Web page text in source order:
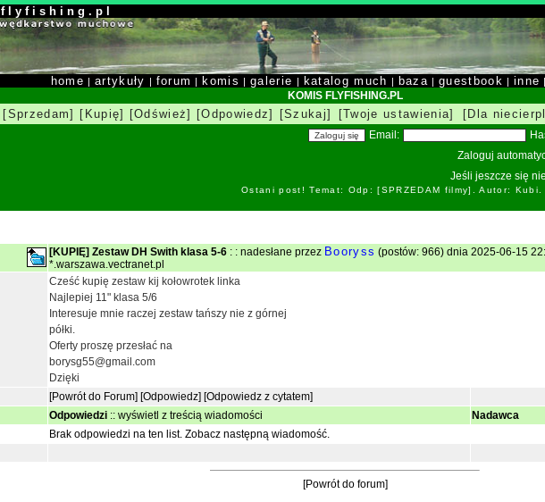
f l y f i s h i n g . p l
home |artykuły | forum | komis |galerie | katalog much | baza | guestbook | inne
KOMIS FLYFISHING.PL
[Sprzedam] [Kupię] [Odśwież] [Odpowiedz] [Szukaj] [Twoje ustawienia] [Dla
Email:
Zaloguj
Jeśli jeszcze się
Ostani post! Temat: Odp: [SPRZEDAM filmy]. Autor:
[KUPIĘ] Zestaw DH Swith klasa 5-6 : : nadesłane przez Booryss (postów: 966) dnia 2025-06-15
*.warszawa.vectranet.pl
Cześć kupię zestaw kij kołowrotek linka
Najlepiej 11" klasa 5/6
Interesuje mnie raczej zestaw tańszy nie z górnej
półki.
Oferty proszę przesłać na
borysg55@gmail.com
Dzięki
[Powrót do Forum] [Odpowiedz] [Odpowiedz z cytatem]
Odpowiedzi :: wyświetl z treścią wiadomości
Nadawca
Brak odpowiedzi na ten list. Zobacz następną wiadomość.
[Powrót do forum]